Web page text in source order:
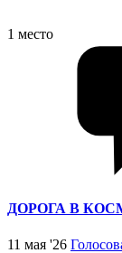
1 место
ДОРОГА В
11 мая '26